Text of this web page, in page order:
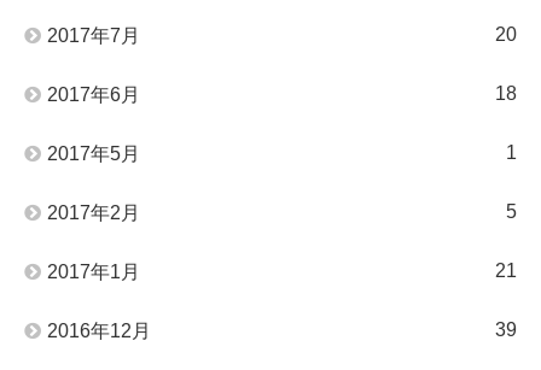
2017年7月 20
2017年6月 18
2017年5月 1
2017年2月 5
2017年1月 21
2016年12月 39